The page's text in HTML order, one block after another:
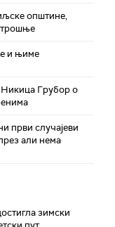
општине,
и њиме
Грубор о
први случајеви
али нема
зимски